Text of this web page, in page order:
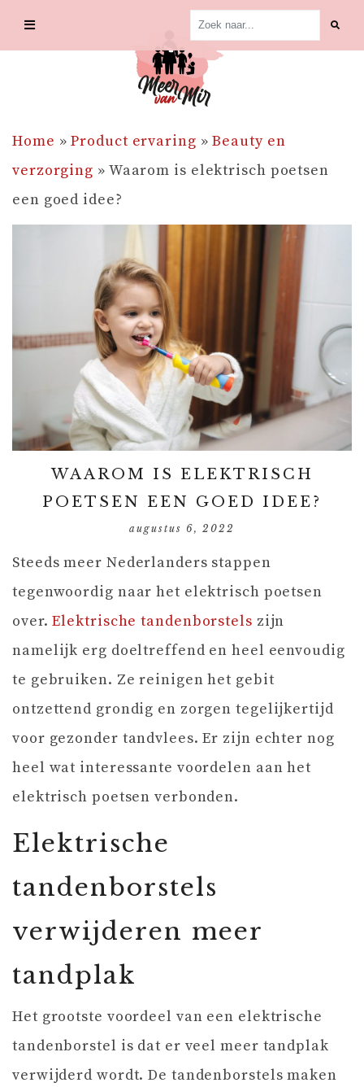
Home »Product ervaring »Beauty en
verzorging » Waarom is elektrisch poetsen
een goed idee?
WAAROM IS ELEKTRISCH
POETSEN EEN GOED IDEE?
augustus 6, 2022
Steeds meer Nederlanders stappen
tegenwoordig naar het elektrisch poetsen
over.Elektrische tandenborstels zijn
namelijk erg doeltreffend en heel eenvoudig
te gebruiken. Ze reinigen het gebit
ontzettend grondig en zorgen tegelijkertijd
voor gezonder tandvlees. Er zijn echter nog
heel wat interessante voordelen aan het
elektrisch poetsen verbonden.
Elektrische
tandenborstels
verwijderen meer
tandplak
Het grootste voordeel van een elektrische
tandenborstel is dat er veel meer tandplak
verwijderd wordt. De tandenborstels maken